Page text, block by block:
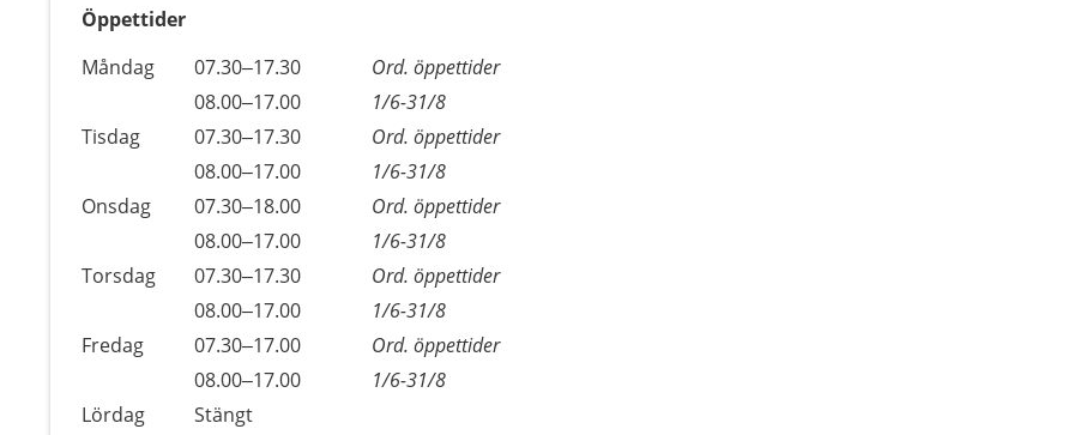
Öppettider
Dag
Öppettider
Kommentarer
Måndag 07.30–17.30
Ord. öppettider
08.00–17.00
1/6-31/8
Tisdag
07.30–17.30
Ord. öppettider
08.00–17.00
1/6-31/8
Onsdag
07.30–18.00
Ord. öppettider
08.00–17.00
1/6-31/8
Torsdag
07.30–17.30
Ord. öppettider
08.00–17.00
1/6-31/8
Fredag
07.30–17.00
Ord. öppettider
08.00–17.00
1/6-31/8
Lördag
Stängt